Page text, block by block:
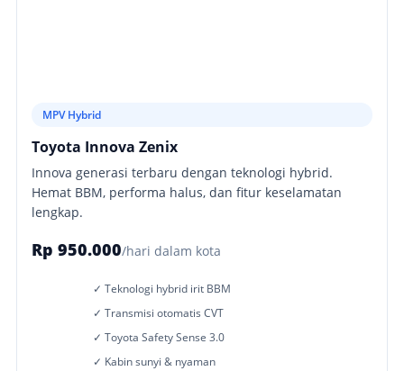
MPV Hybrid
Toyota Innova Zenix
Innova generasi terbaru dengan teknologi hybrid.
Hemat BBM, performa halus, dan fitur keselamatan
lengkap.
Rp 950.000/hari dalam kota
✓ Teknologi hybrid irit BBM
✓ Transmisi otomatis CVT
✓ Toyota Safety Sense 3.0
✓ Kabin sunyi & nyaman